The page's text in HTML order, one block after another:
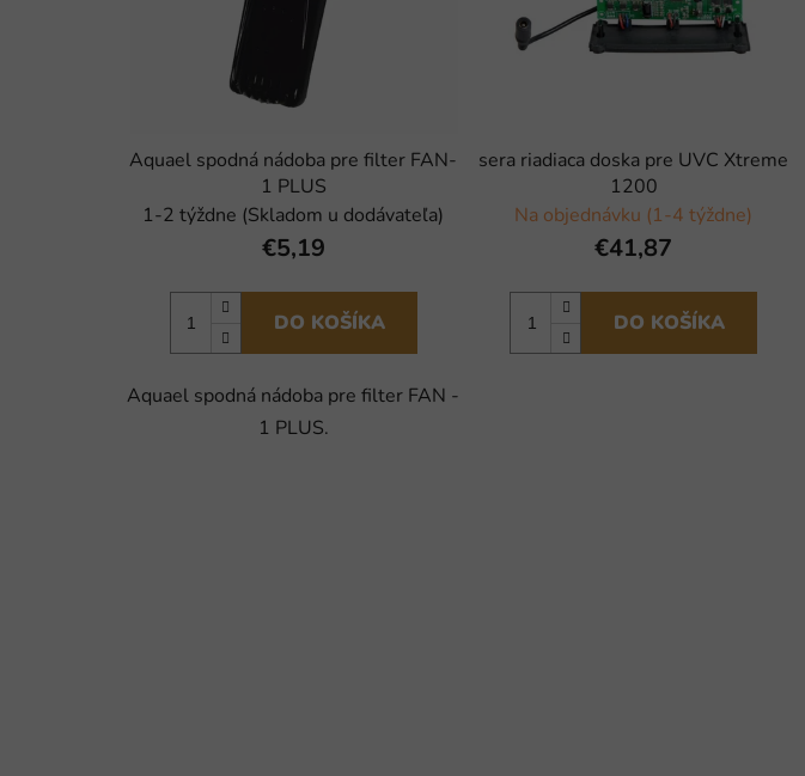
Aquael spodná nádoba pre filter FAN-
1 PLUS
1-2 týždne (Skladom u dodávateľa)
€5,19
DO KOŠÍKA
Aquael spodná nádoba pre filter FAN -
1 PLUS.
sera riadiaca doska pre UVC Xtreme
1200
Na objednávku (1-4 týždne)
€41,87
DO KOŠÍKA